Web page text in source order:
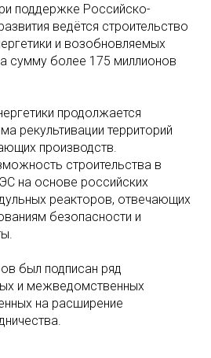
поддержке Российско-
ведётся строительство
и возобновляемых
сумму более 175 миллионов
продолжается
рекультивации территорий
производств.
строительства в
на основе российских
реакторов, отвечающих
безопасности и
был подписан ряд
и межведомственных
на расширение